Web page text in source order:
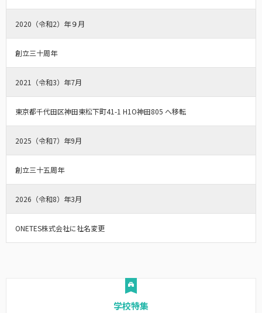
2020（令和2）年９月
創立三十周年
2021（令和3）年7月
東京都千代田区神田東松下町41-1 H1O神田805 へ移転
2025（令和7）年9月
創立三十五周年
2026（令和8）年3月
ONETES株式会社に社名変更
学校特集